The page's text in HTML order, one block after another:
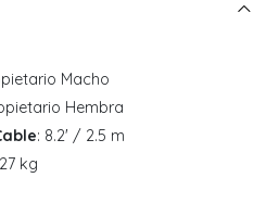
Macho
Hembra
: 8.2' / 2.5 m
kg